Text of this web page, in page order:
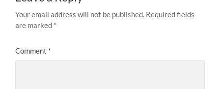
Your email address will not be published. Required fields
are marked *
Comment *